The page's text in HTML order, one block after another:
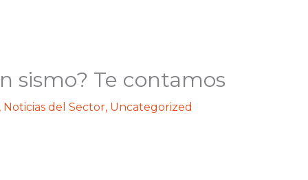
sismo? Te contamos
Noticias del Sector, Uncategorized